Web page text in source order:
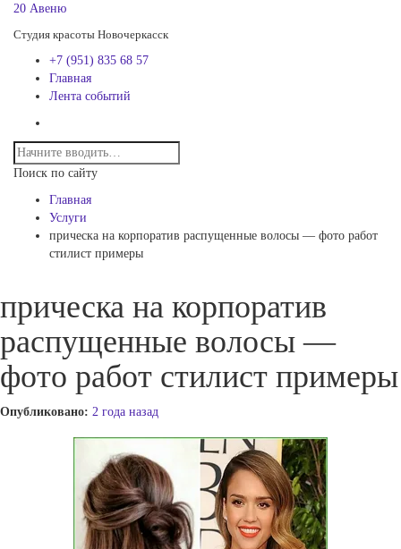
20 Авеню
Студия красоты Новочеркасск
+7 (951) 835 68 57
Главная
Лента событий
Поиск по сайту
Главная
Услуги
прическа на корпоратив распущенные волосы — фото работ
стилист примеры
прическа на корпоратив
распущенные волосы —
фото работ стилист примеры
Опубликовано: 2 года назад